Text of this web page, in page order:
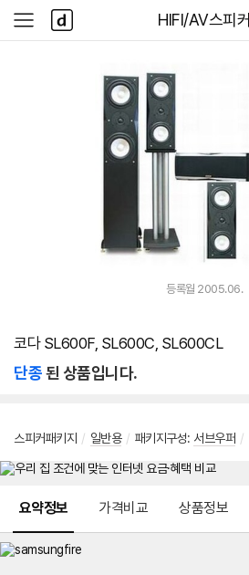
다나와
HIFI/AV스피커
사
이
다
나
와
등록월 2005.06.
코다 SL600F, SL600C, SL600CL
단종된 상품입니다.
스피커패키지 / 일반용 / 패키지구성: 서브우퍼 /
요약정보 가격비교 상품정보